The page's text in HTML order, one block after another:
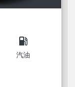
local_gas_station
汽油